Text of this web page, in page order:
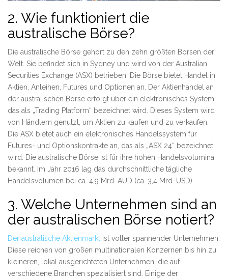
2. Wie funktioniert die
australische Börse?
Die australische Börse gehört zu den zehn größten Börsen der
Welt. Sie befindet sich in Sydney und wird von der Australian
Securities Exchange (ASX) betrieben. Die Börse bietet Handel in
Aktien, Anleihen, Futures und Optionen an. Der Aktienhandel an
der australischen Börse erfolgt über ein elektronisches System,
das als „Trading Platform“ bezeichnet wird. Dieses System wird
von Händlern genutzt, um Aktien zu kaufen und zu verkaufen.
Die ASX bietet auch ein elektronisches Handelssystem für
Futures- und Optionskontrakte an, das als „ASX 24“ bezeichnet
wird. Die australische Börse ist für ihre hohen Handelsvolumina
bekannt. Im Jahr 2016 lag das durchschnittliche tägliche
Handelsvolumen bei ca. 4,9 Mrd. AUD (ca. 3,4 Mrd. USD).
3. Welche Unternehmen sind an
der australischen Börse notiert?
Der australische Aktienmarkt ist voller spannender Unternehmen.
Diese reichen von großen multinationalen Konzernen bis hin zu
kleineren, lokal ausgerichteten Unternehmen, die auf
verschiedene Branchen spezialisiert sind. Einige der